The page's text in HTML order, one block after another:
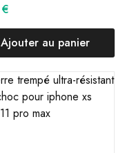
€
Ajouter au panier